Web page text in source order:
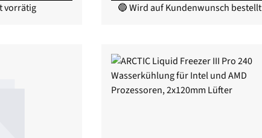
vorrätig
🔵 Wird auf Kundenwunsch bestellt